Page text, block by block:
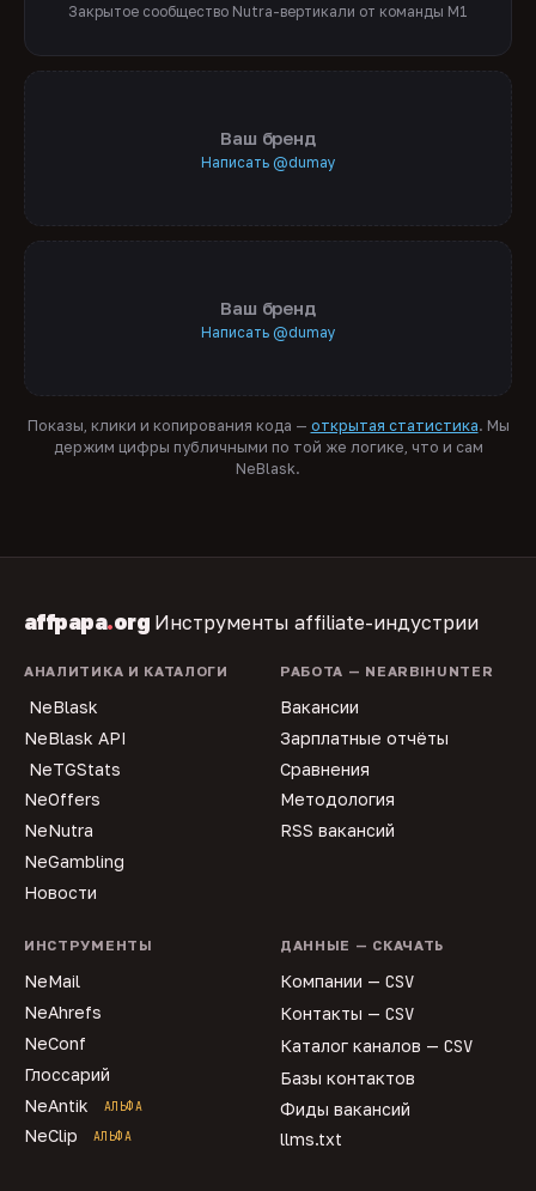
Закрытое сообщество Nutra-вертикали от команды M1
Ваш бренд
Написать @dumay
Ваш бренд
Написать @dumay
Показы, клики и копирования кода — открытая статистика. Мы
держим цифры публичными по той же логике, что и сам
NeBlask.
affpapa.org Инструменты affiliate-индустрии
АНАЛИТИКА И КАТАЛОГИ
NeBlask
NeBlask API
NeTGStats
NeOffers
NeNutra
NeGambling
Новости
РАБОТА — NEARBIHUNTER
Вакансии
Зарплатные отчёты
Сравнения
Методология
RSS вакансий
ИНСТРУМЕНТЫ
NeMail
NeAhrefs
NeConf
Глоссарий
NeAntik
АЛЬФА
NeClip АЛЬФА
ДАННЫЕ — СКАЧАТЬ
Компании — CSV
Контакты — CSV
Каталог каналов — CSV
Базы контактов
Фиды вакансий
llms.txt